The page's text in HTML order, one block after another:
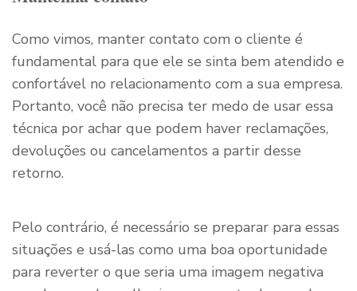
Como vimos, manter contato com o cliente é
fundamental para que ele se sinta bem atendido e
confortável no relacionamento com a sua empresa.
Portanto, você não precisa ter medo de usar essa
técnica por achar que podem haver reclamações,
devoluções ou cancelamentos a partir desse
retorno.
Pelo contrário, é necessário se preparar para essas
situações e usá-las como uma boa oportunidade
para reverter o que seria uma imagem negativa